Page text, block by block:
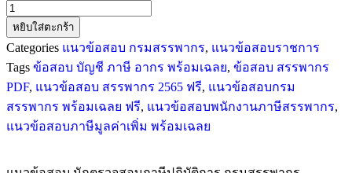
หยิบใส่ตะกร้า
Categories แนวข้อสอบ กรมสรรพากร, แนวข้อสอบราชการ
Tags ข้อสอบ บัญชี ภาษี อากร พร้อมเฉลย, ข้อสอบ สรรพากร
PDF, แนวข้อสอบ สรรพากร 2565 ฟรี, แนวข้อสอบกรม
สรรพากร พร้อมเฉลย ฟรี, แนวข้อสอบพนักงานภาษีสรรพากร,
แนวข้อสอบภาษีมูลค่าเพิ่ม พร้อมเฉลย